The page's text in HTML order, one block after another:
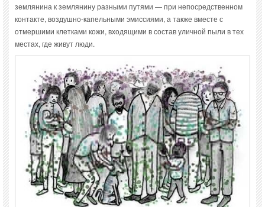
землянина к землянину разными путями — при непосредственном
контакте, воздушно-капельными эмиссиями, а также вместе с
отмершими клетками кожи, входящими в состав уличной пыли в тех
местах, где живут люди.